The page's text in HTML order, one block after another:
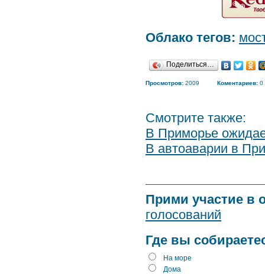
Облако тегов:
Поделиться…
Просмотров: 2009 Коментариев: 0
Смотрите также:
В Приморье
В автоаварии в
Прими участие в
голосований
Где вы
На море
Дома